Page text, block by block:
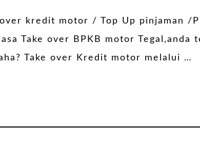
kredit motor / Top Up pinjaman /
Take over BPKB motor Tegal,anda
Take over Kredit motor melalui …